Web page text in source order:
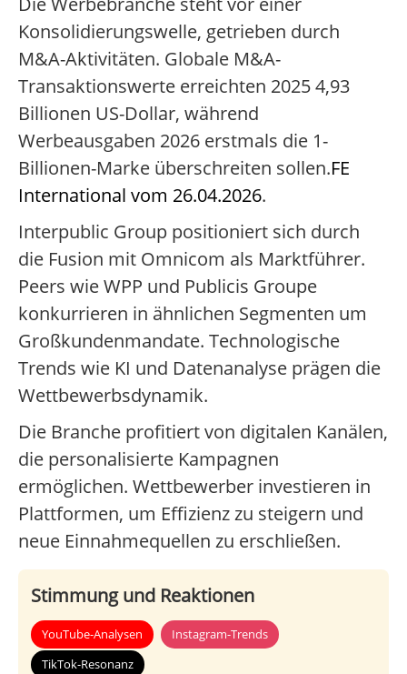
Konsolidierungswelle, getrieben durch
M&A-Aktivitäten. Globale M&A-
Transaktionswerte erreichten 2025 4,93
Billionen US-Dollar, während
Werbeausgaben 2026 erstmals die 1-
Billionen-Marke überschreiten sollen.FE
International vom 26.04.2026.
Interpublic Group positioniert sich durch
die Fusion mit Omnicom als Marktführer.
Peers wie WPP und Publicis Groupe
konkurrieren in ähnlichen Segmenten um
Großkundenmandate. Technologische
Trends wie KI und Datenanalyse prägen die
Wettbewerbsdynamik.
Die Branche profitiert von digitalen Kanälen,
die personalisierte Kampagnen
ermöglichen. Wettbewerber investieren in
Plattformen, um Effizienz zu steigern und
neue Einnahmequellen zu erschließen.
Stimmung und Reaktionen
YouTube-Analysen
Instagram-Trends
TikTok-Resonanz